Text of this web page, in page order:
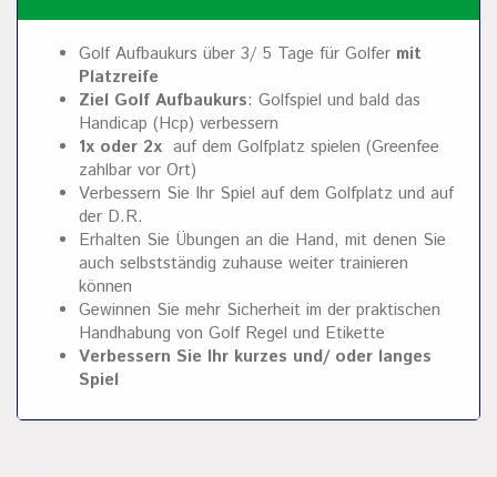
Golf Aufbaukurs über 3/ 5 Tage für Golfer mit
Platzreife
Ziel Golf Aufbaukurs: Golfspiel und bald das
Handicap (Hcp) verbessern
1x oder 2x auf dem Golfplatz spielen (Greenfee
zahlbar vor Ort)
Verbessern Sie Ihr Spiel auf dem Golfplatz und auf
der D.R.
Erhalten Sie Übungen an die Hand, mit denen Sie
auch selbstständig zuhause weiter trainieren
können
Gewinnen Sie mehr Sicherheit im der praktischen
Handhabung von Golf Regel und Etikette
Verbessern Sie Ihr kurzes und/ oder langes
Spiel